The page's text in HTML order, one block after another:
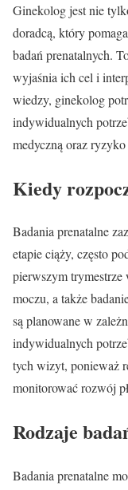
Ginekolog jest nie
doradcą, który
badań prenatalnych.
wyjaśnia ich cel i
wiedzy, ginekolog
indywidualnych
medyczną oraz
Kiedy
Badania prenatalne
etapie ciąży, często
pierwszym
moczu, a także
są planowane w
indywidualnych
tych wizyt, ponieważ
monitorować rozwój
Rodzaje
Badania prenatalne